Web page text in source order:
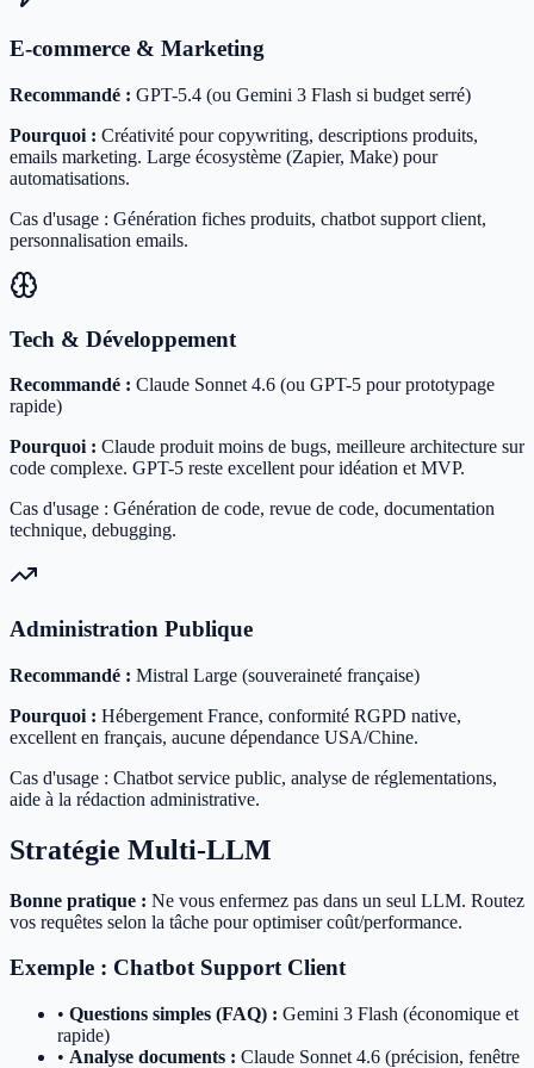
E-commerce & Marketing
Recommandé : GPT-5.4 (ou Gemini 3 Flash si budget serré)
Pourquoi : Créativité pour copywriting, descriptions produits,
emails marketing. Large écosystème (Zapier, Make) pour
automatisations.
Cas d'usage : Génération fiches produits, chatbot support client,
personnalisation emails.
Tech & Développement
Recommandé : Claude Sonnet 4.6 (ou GPT-5 pour prototypage
rapide)
Pourquoi : Claude produit moins de bugs, meilleure architecture sur
code complexe. GPT-5 reste excellent pour idéation et MVP.
Cas d'usage : Génération de code, revue de code, documentation
technique, debugging.
Administration Publique
Recommandé : Mistral Large (souveraineté française)
Pourquoi : Hébergement France, conformité RGPD native,
excellent en français, aucune dépendance USA/Chine.
Cas d'usage : Chatbot service public, analyse de réglementations,
aide à la rédaction administrative.
Stratégie Multi-LLM
Bonne pratique : Ne vous enfermez pas dans un seul LLM. Routez
vos requêtes selon la tâche pour optimiser coût/performance.
Exemple : Chatbot Support Client
• Questions simples (FAQ) : Gemini 3 Flash (économique et
rapide)
• Analyse documents : Claude Sonnet 4.6 (précision, fenêtre